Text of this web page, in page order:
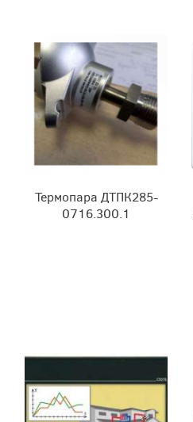
Термопара ДТПК285-
0716.300.1